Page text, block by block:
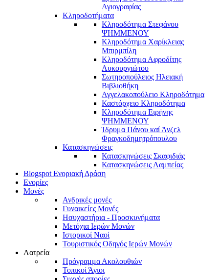
Αγιογραφίας
Κληροδοτήματα
Κληροδότημα Στεφάνου
ΨΗΜΜΕΝΟΥ
Κληροδότημα Χαρίκλειας
Μπιρμπίλη
Κληροδότημα Αφροδίτης
Λυκουργιώτου
Σωτηροπούλειος Ηλειακή
Βιβλιοθήκη
Αγγελακοπούλειο Κληροδότημα
Καστόρχειο Κληροδότημα
Κληροδότημα Ειρήνης
ΨΗΜΜΕΝΟΥ
Ίδρυμα Πάνου καί Άνζελ
Φραγκοδημητρόπουλου
Κατασκηνώσεις
Κατασκηνώσεις Σκαφιδιάς
Κατασκηνώσεις Λαμπείας
Blogspot Ενοριακή Δράση
Ενορίες
Μονές
Ανδρικές μονές
Γυναικείες Μονές
Ησυχαστήρια - Προσκυνήματα
Μετόχια Ιερών Μονών
Ιστορικοί Ναοί
Τουριστικός Οδηγός Ιερών Μονών
Λατρεία
Πρόγραμμα Ακολουθιών
Τοπικοί Άγιοι